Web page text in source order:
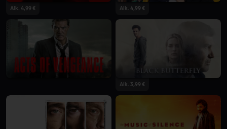
Alk. 4,99 € Alk. 4,99 €
Alk. 3,99 €